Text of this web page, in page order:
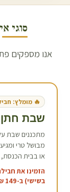
סוגי
אנו מספקים
🔥 מומלץ: חבילת 3 סעודות ב-₪149
שבת
מתכננים שבת
מבושל טרי
או בבית
בשישי) ב-149 ₪ בלבד לסועד!